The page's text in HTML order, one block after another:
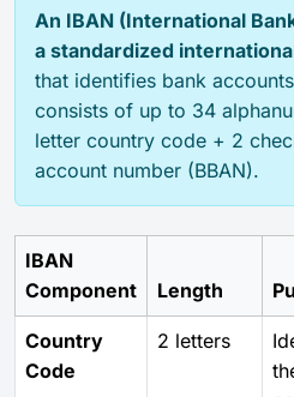
An IBAN (International
a standardized
that identifies bank
consists of up to 34
letter country code + 2
account number (BBAN).
IBAN
Component
Length
Country
Code
2 letters